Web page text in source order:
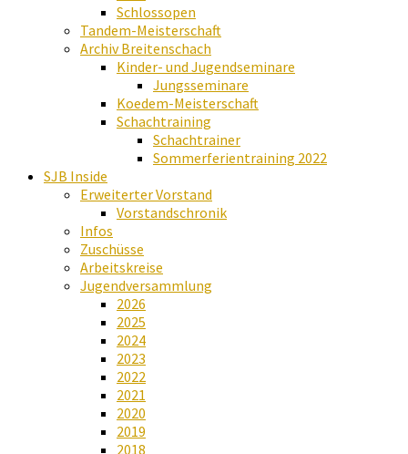
Schlossopen
Tandem-Meisterschaft
Archiv Breitenschach
Kinder- und Jugendseminare
Jungsseminare
Koedem-Meisterschaft
Schachtraining
Schachtrainer
Sommerferientraining 2022
SJB Inside
Erweiterter Vorstand
Vorstandschronik
Infos
Zuschüsse
Arbeitskreise
Jugendversammlung
2026
2025
2024
2023
2022
2021
2020
2019
2018